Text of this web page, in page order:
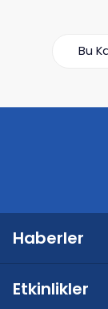
Bu
Haberler
Etkinlikler